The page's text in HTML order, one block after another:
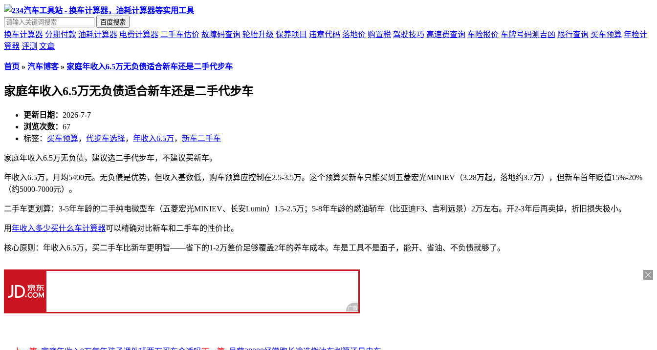
百度搜索
换车计算器 分期付款 油耗计算器 电费计算器 二手车估价 故障码查询 轮胎升级 保养项目 违章代码 落地价 购置税 驾驶技巧 高速费查询 车险报价 车牌号码测吉凶 限行查询 买车预算 年检计
算器 评测 文章
首页 » 汽车博客» 家庭年收入6.5万无负债适合新车还是二手代步车
家庭年收入6.5万无负债适合新车还是二手代步车
更新日期： 2026-7-7
浏览次数： 67
标签： 买车预算， 代步车选择， 年收入6.5万， 新车二手车
家庭年收入6.5万无负债，建议选二手代步车，不建议买新车。
年收入6.5万，月均5400元。无负债是优势，但收入基数低，购车预算应控制在2.5-3.5万。这个预算买新车只能买到五菱宏光MINIEV（3.28万起，落地约3.7万），但新车首年贬值15%-20%
（约5000-7000元）。
二手车更划算：3-5年车龄的二手纯电微型车（五菱宏光MINIEV、长安Lumin）1.5-2.5万；5-8年车龄的燃油轿车（比亚迪F3、吉利远景）2万左右。开2-3年后再卖掉，折旧损失极小。
用年收入多少买什么车计算器可以精确对比新车和二手车的性价比。
核心原则：年收入6.5万，买二手车比新车更明智——省下的1-2万差价足够覆盖2年的养车成本。车是工具不是面子，能开、省油、不负债就够了。